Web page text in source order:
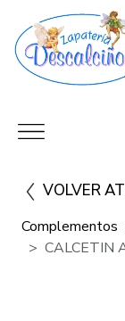
VOLVER
Complementos
CALCETIN